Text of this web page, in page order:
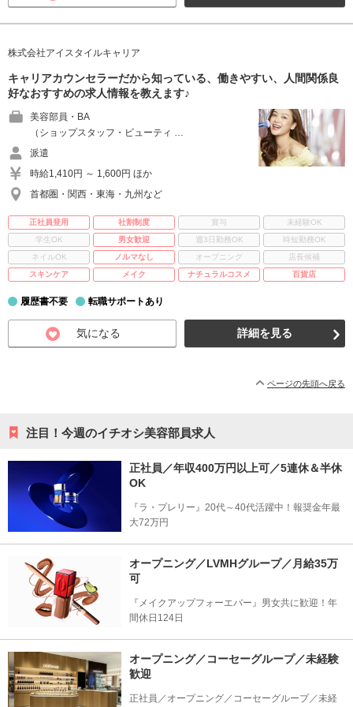
株式会社アイスタイルキャリア
キャリアカウンセラーだから知っている、働きやすい、人間関係良
好なおすすめの求人情報を教えます♪
美容部員・BA
（ショップスタッフ・ビューティ …
派遣
時給1,410円 ～ 1,600円 ほか
首都圏・関西・東海・九州など
正社員登用 社割制度 賞与
未経験OK
学生OK
男女歓迎 週3日勤務OK
時短勤務OK
ネイルOK
ノルマなし オープニング
店長候補
スキンケア
メイク ナチュラルコスメ 百貨店
履歴書不要 転職サポートあり
気になる 詳細を見る
ページの先頭へ戻る
注目！今週のイチオシ美容部員求人
正社員／年収400万円以上可／5連休＆半休
OK
『ラ・プレリー』20代～40代活躍中！報奨金年最
大72万円
オープニング／LVMHグループ／月給35万
可
『メイクアップフォーエバー』男女共に歓迎！年
間休日124日
オープニング／コーセーグループ／未経験
歓迎
正社員／オープニング／コーセーグループ／未経